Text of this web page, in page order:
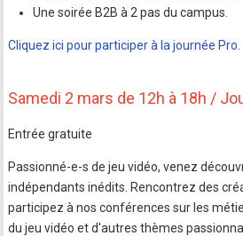
Une soirée B2B à 2 pas du campus.
Cliquez ici pour participer à la journée Pro
Samedi 2 mars de 12h à 18h /
Entrée gratuite
Passionné-e-s de jeu vidéo, venez
indépendants inédits. Rencontrez des
participez à nos conférences sur les
du jeu vidéo et d'autres thèmes